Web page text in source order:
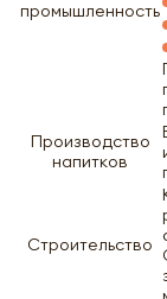
промышленность
Производство
напитков
Строительство